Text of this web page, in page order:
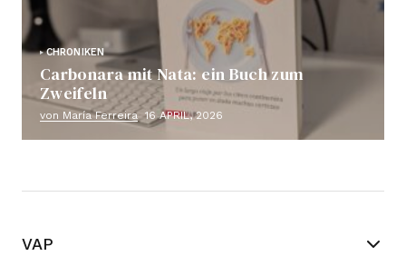
CHRONIKEN
Carbonara mit Nata: ein Buch zum
Zweifeln
von María Ferreira 16 APRIL, 2026
VAP